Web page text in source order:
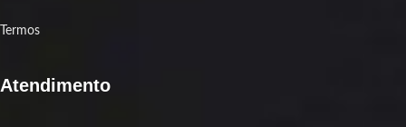
Termos
Atendimento